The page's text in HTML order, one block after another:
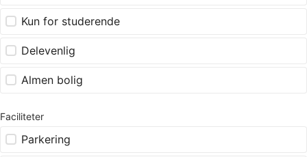
Kun for studerende
Delevenlig
Almen bolig
Faciliteter
Parkering